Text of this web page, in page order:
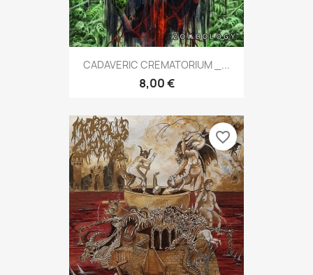
CADAVERIC CREMATORIUM _...
8,00 €
favorite_border